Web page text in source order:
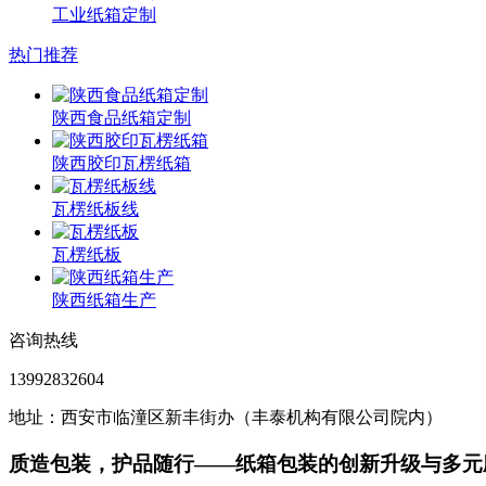
工业纸箱定制
热门推荐
陕西食品纸箱定制
陕西胶印瓦楞纸箱
瓦楞纸板线
瓦楞纸板
陕西纸箱生产
咨询热线
13992832604
地址：西安市临潼区新丰街办（丰泰机构有限公司院内）
质造包装，护品随行——纸箱包装的创新升级与多元